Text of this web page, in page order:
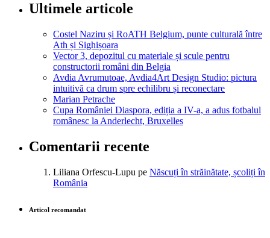
Ultimele articole
Costel Naziru și RoATH Belgium, punte culturală între
Ath și Sighișoara
Vector 3, depozitul cu materiale și scule pentru
constructorii români din Belgia
Avdia Avrumutoae, Avdia4Art Design Studio: pictura
intuitivă ca drum spre echilibru și reconectare
Marian Petrache
Cupa României Diaspora, ediția a IV-a, a adus fotbalul
românesc la Anderlecht, Bruxelles
Comentarii recente
Liliana Orfescu-Lupu pe Născuți în străinătate, școliți în
România
Articol recomandat